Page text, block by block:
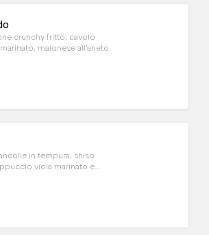
crunchy fritto, cavolo
maionese all’aneto
in tempura, shiso
viola marinato e